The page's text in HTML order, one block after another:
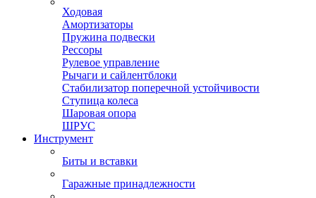
Ходовая
Амортизаторы
Пружина подвески
Рессоры
Рулевое управление
Рычаги и сайлентблоки
Стабилизатор поперечной устойчивости
Ступица колеса
Шаровая опора
ШРУС
Инструмент
Биты и вставки
Гаражные принадлежности